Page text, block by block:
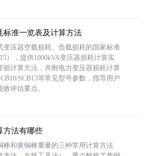
标准一览表及计算方法
变压器空载损耗、负载损耗的国家标准
），提供1000kVA变压器损耗计算实
损计算方法，并附电力变压器损耗计算
SCB13等常见型号参数，指导用户
评估要点。
方法有哪些
棒和黄铜棒重量的三种常用计算方法